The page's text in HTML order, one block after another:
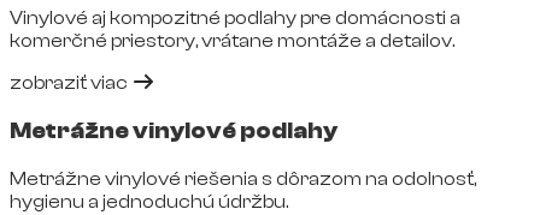
Vinylové aj kompozitné podlahy pre domácnosti a
komerčné priestory, vrátane montáže a detailov.
zobraziť viac
Metrážne vinylové podlahy
Metrážne vinylové riešenia s dôrazom na odolnosť,
hygienu a jednoduchú údržbu.